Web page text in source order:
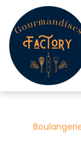
Panneau de